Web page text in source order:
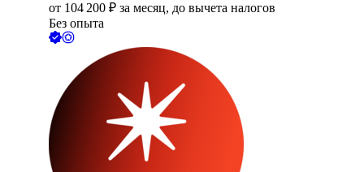
от 104 200 ₽ за месяц, до вычета налогов
Без опыта